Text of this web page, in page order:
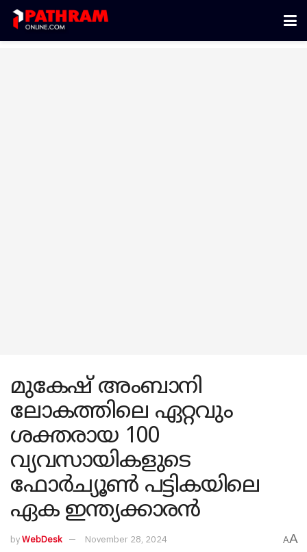
മുകേഷ് അംബാനി
ലോകത്തിലെ ഏറ്റവും
ശക്തരായ 100
വ്യവസായികളുടെ
ഫോർച്യൂൺ പട്ടികയിലെ
ഏക ഇന്ത്യക്കാരൻ
byWebDesk November 28, 2024 AA